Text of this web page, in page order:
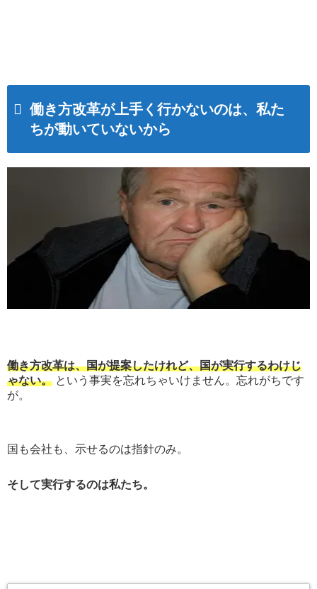
働き方改革が上手く行かないのは、私た
ちが動いていないから
働き方改革は、国が提案したけれど、国が実行するわけじ
ゃない。 という事実を忘れちゃいけません。忘れがちです
が。
国も会社も、示せるのは指針のみ。
そして実行するのは私たち。